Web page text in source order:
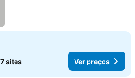
7 sites Ver preços